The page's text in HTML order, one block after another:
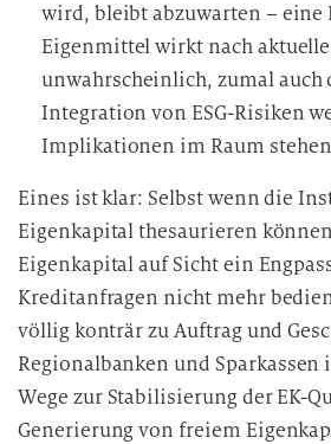
wird, bleibt abzuwarten – eine
Eigenmittel wirkt nach
unwahrscheinlich, zumal auch
Integration von ESG-Risiken
Implikationen im Raum
Eines ist klar: Selbst wenn die
Eigenkapital thesaurieren
Eigenkapital auf Sicht ein
Kreditanfragen nicht mehr
völlig konträr zu Auftrag und
Regionalbanken und Sparkassen
Wege zur Stabilisierung der EK-
Generierung von freiem